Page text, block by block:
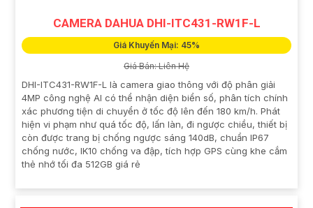
CAMERA DAHUA DHI-ITC431-RW1F-L
Giá Khuyến Mại: 45%
Giá Bán: Liên Hệ
DHI-ITC431-RW1F-L là camera giao thông với độ phân giải
4MP công nghệ AI có thể nhận diện biển số, phân tích chính
xác phương tiện di chuyển ở tốc độ lên đến 180 km/h. Phát
hiện vi phạm như quá tốc độ, lấn làn, đi ngược chiều, thiết bị
còn được trang bị chống ngược sáng 140dB, chuẩn IP67
chống nước, IK10 chống va đập, tích hợp GPS cùng khe cắm
thẻ nhớ tối đa 512GB giá rẻ